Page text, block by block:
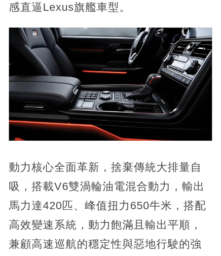
感直逼Lexus旗艦車型。
動力核心全面革新，捨棄傳統大排量自
吸，搭載V6雙渦輪油電混合動力，輸出
馬力達420匹、峰值扭力650牛米，搭配
高效變速系統，動力飽滿且輸出平順，
兼顧高速巡航的穩定性與惡地行駛的強